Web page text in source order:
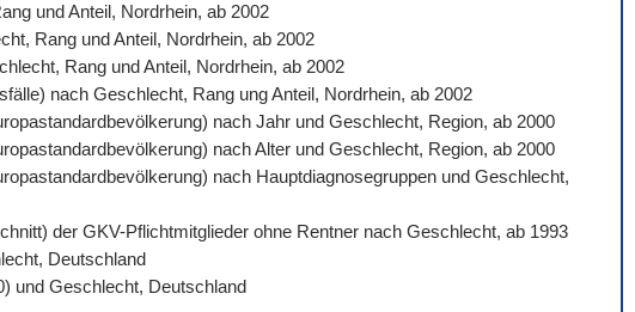
und Anteil, Nordrhein, ab 2002
Rang und Anteil, Nordrhein, ab 2002
Rang und Anteil, Nordrhein, ab 2002
nach Geschlecht, Rang ung Anteil, Nordrhein, ab 2002
nach Jahr und Geschlecht, Region, ab 2000
nach Alter und Geschlecht, Region, ab 2000
nach Hauptdiagnosegruppen und Geschlecht,
der GKV-Pflichtmitglieder ohne Rentner nach Geschlecht, ab 1993
Deutschland
und Geschlecht, Deutschland